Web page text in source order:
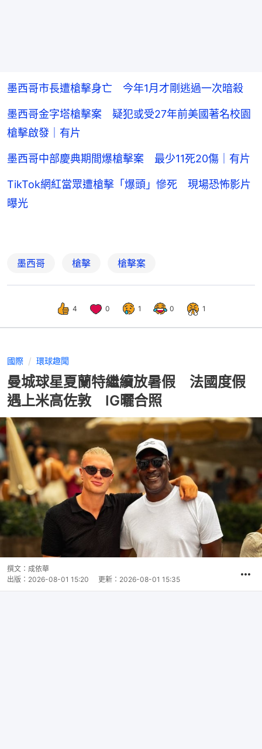
墨西哥市長遭槍擊身亡 今年1月才剛逃過一次暗殺
墨西哥金字塔槍擊案 疑犯或受27年前美國著名校園
槍擊啟發｜有片
墨西哥中部慶典期間爆槍擊案 最少11死20傷｜有片
TikTok網紅當眾遭槍擊「爆頭」慘死 現場恐怖影片
曝光
墨西哥 槍擊 槍擊案
4 0 1 0 1
國際 環球趣聞
曼城球星夏蘭特繼續放暑假 法國度假
遇上米高佐敦 IG曬合照
撰文： 成依華
出版： 2026-08-01 15:20 更新： 2026-08-01 15:35